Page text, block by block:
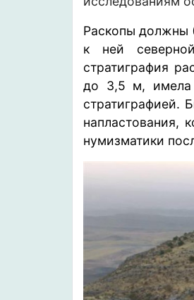
Раскопы должны
к ней
стратиграфия
до 3,5 м, имела
стратиграфией.
напластования,
нумизматики